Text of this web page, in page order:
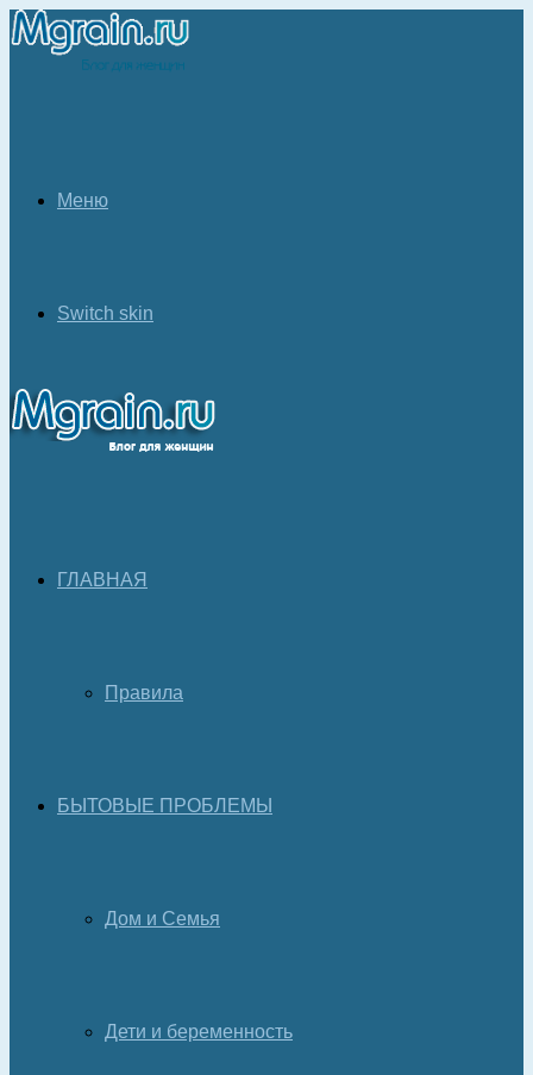
Меню
Switch skin
ГЛАВНАЯ
Правила
БЫТОВЫЕ ПРОБЛЕМЫ
Дом и Семья
Дети и беременность